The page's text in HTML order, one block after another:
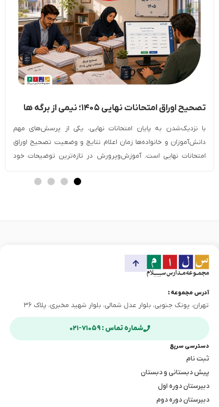
تصحیح اوراق امتحانات نهایی ۱۴۰۵؛ نیمی از برگه ها
تصحیح شد + زمان اعلام نتایج
با نزدیک‌شدن به پایان امتحانات نهایی، یکی از پرسش‌های مهم
دانش‌آموزان و خانواده‌ها زمان اعلام نتایج و وضعیت تصحیح اوراق
امتحانات نهایی است. آموزش‌وپرورش در تازه‌ترین توضیحات خود
اعلام کرده است که روند صحیح کردن امتحان نهایی نسبت به سال
گذشته شرایط بهتری دارد و تاکنون بیش از نیمی از برگه‌ها تصحیح
آدرس مجموعه :
تهران، پونک جنوبی، بلوار عدل شمالی، بلوار شهید مخبری، پلاک ۳۶
شماره تماس : ۷۱۰۵۹-۰۲۱
دسترسی سریع
ثبت نام
پیش دبستانی و دبستان
دبیرستان دوره اول
دبیرستان دوره دوم